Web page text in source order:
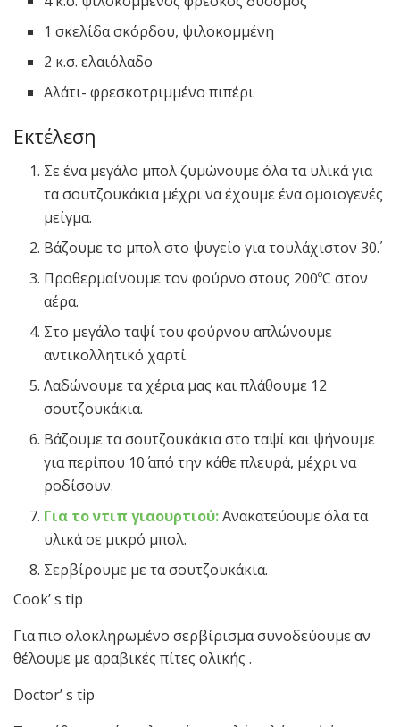
1 σκελίδα σκόρδου, ψιλοκομμένη
2 κ.σ. ελαιόλαδο
Αλάτι- φρεσκοτριμμένο πιπέρι
Εκτέλεση
Σε ένα μεγάλο μπολ ζυμώνουμε όλα τα υλικά για
τα σουτζουκάκια μέχρι να έχουμε ένα ομοιογενές
μείγμα.
Βάζουμε το μπολ στο ψυγείο για τουλάχιστον 30΄.
Προθερμαίνουμε τον φούρνο στους 200ºC στον
αέρα.
Στο μεγάλο ταψί του φούρνου απλώνουμε
αντικολλητικό χαρτί.
Λαδώνουμε τα χέρια μας και πλάθουμε 12
σουτζουκάκια.
Βάζουμε τα σουτζουκάκια στο ταψί και ψήνουμε
για περίπου 10΄ από την κάθε πλευρά, μέχρι να
ροδίσουν.
Για το ντιπ γιαουρτιού:Ανακατεύουμε όλα τα
υλικά σε μικρό μπολ.
Σερβίρουμε με τα σουτζουκάκια.
Cook’ s tip
Για πιο ολοκληρωμένο σερβίρισμα συνοδεύουμε αν
θέλουμε με αραβικές πίτες ολικής .
Doctor’ s tip